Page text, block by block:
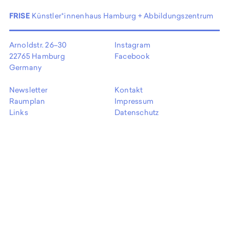
FRISE Künstler*innenhaus Hamburg + Abbildungszentrum
Arnoldstr. 26–30
22765 Hamburg
Germany
Instagram
Facebook
Newsletter
Raumplan
Links
Kontakt
Impressum
Datenschutz